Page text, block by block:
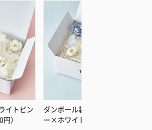
イトピン
）
ダンボール装飾（花ライトブル
ー×ホワイト）（580円）